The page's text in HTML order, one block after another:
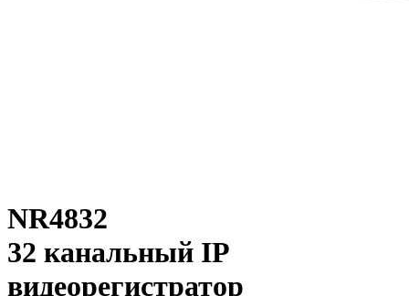
NR4832
32 канальный IP
видеорегистратор